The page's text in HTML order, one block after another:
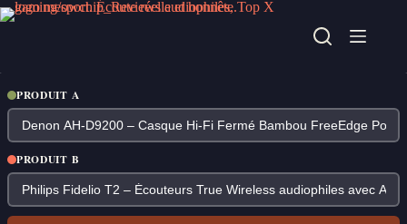
Passer
au
PRODUIT A
PRODUIT B